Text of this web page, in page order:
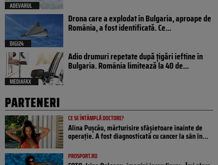
ADEVARUL
DIGI24
Drona care a explodat în Bulgaria, aproape de
România, a fost identificată. Ce...
MEDIAFAX
Adio drumuri repetate după țigări ieftine în
Bulgaria. România limitează la 40 de...
PARTENERI
CE SE ÎNTÂMPLĂ DOCTORE?
Alina Pușcău, mărturisire sfâșietoare înainte de
operație. A fost diagnosticată cu cancer la sân în...
PROSPORT.RO